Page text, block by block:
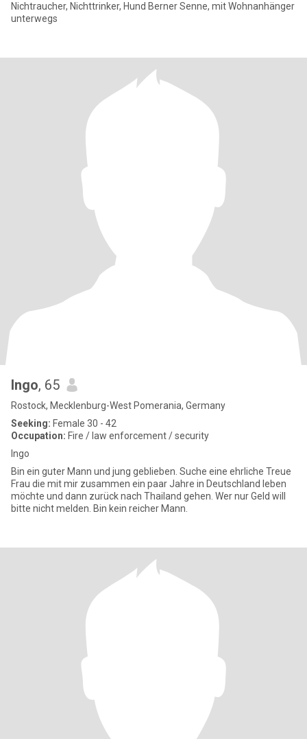
Nichtraucher, Nichttrinker, Hund Berner Senne, mit Wohnanhänger
unterwegs
Ingo, 65
Rostock, Mecklenburg-West Pomerania, Germany
Seeking: Female 30 - 42
Occupation: Fire / law enforcement / security
Ingo
Bin ein guter Mann und jung geblieben. Suche eine ehrliche Treue
Frau die mit mir zusammen ein paar Jahre in Deutschland leben
möchte und dann zurück nach Thailand gehen. Wer nur Geld will
bitte nicht melden. Bin kein reicher Mann.